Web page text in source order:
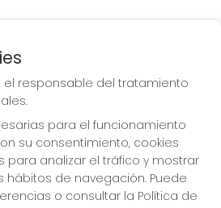
EN LOTERIA LA
FLORIDA
MEIGAS TE
es el responsable del tratamiento
para el funcionamiento
su consentimiento, cookies
para analizar el tráfico y mostrar
hábitos de navegación. Puede
o consultar la Política de